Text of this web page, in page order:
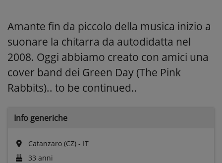
Amante fin da piccolo della musica inizio a
suonare la chitarra da autodidatta nel
2008. Oggi abbiamo creato con amici una
cover band dei Green Day (The Pink
Rabbits).. to be continued..
Info generiche
Catanzaro (CZ) - IT
33 anni